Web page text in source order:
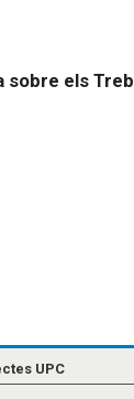
els
UPC